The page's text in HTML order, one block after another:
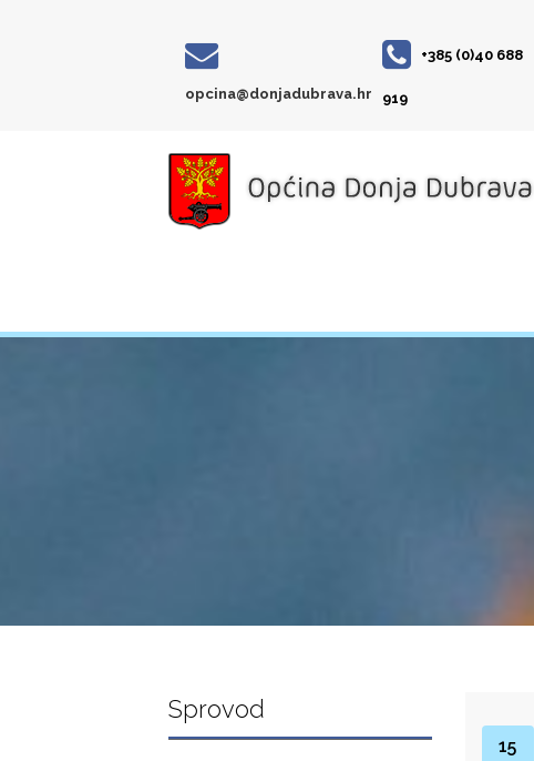
opcina@donjadubrava.hr
+385 (0)40 688
919
15
Sprovod